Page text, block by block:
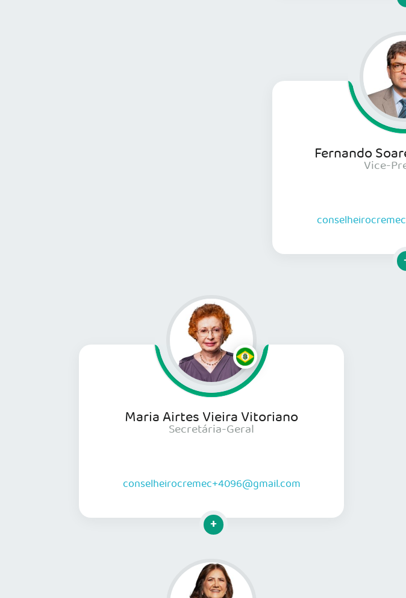
Fernando
Vice-
Maria Airtes Vieira Vitoriano
Secretária-Geral
conselheirocremec+4096@gmail.com
Clique para mais informações